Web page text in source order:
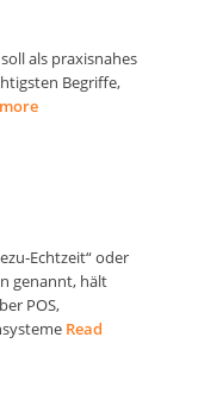
als praxisnahes
Begriffe,
oder
genannt, hält
POS,
Read